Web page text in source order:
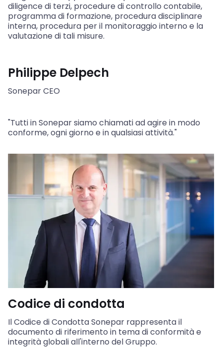
diligence di terzi, procedure di controllo contabile,
programma di formazione, procedura disciplinare
interna, procedura per il monitoraggio interno e la
valutazione di tali misure.
Philippe Delpech
Sonepar CEO
"Tutti in Sonepar siamo chiamati ad agire in modo
conforme, ogni giorno e in qualsiasi attività."
Codice di condotta
Il Codice di Condotta Sonepar rappresenta il
documento di riferimento in tema di conformità e
integrità globali all'interno del Gruppo.